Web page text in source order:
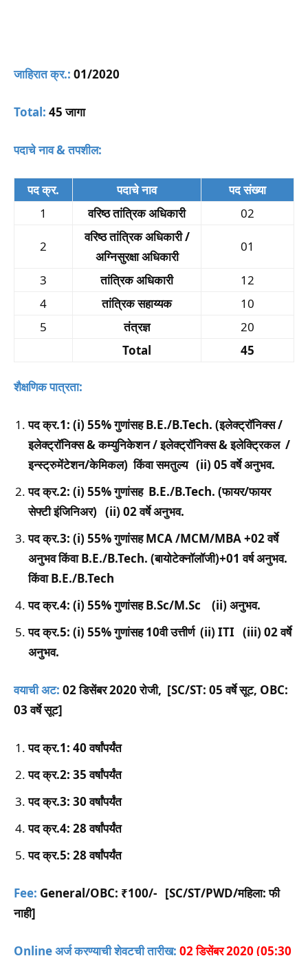
जाहिरात क्र.: 01/2020
Total: 45 जागा
पदाचे नाव & तपशील:
पद क्र. पदाचे नाव
पद संख्या
1
वरिष्ठ तांत्रिक अधिकारी 02
2
वरिष्ठ तांत्रिक अधिकारी /
अग्निसुरक्षा अधिकारी
01
3 तांत्रिक अधिकारी
12
4
तांत्रिक सहाय्यक
10
5
तंत्रज्ञ
20
Total
45
शैक्षणिक पात्रता:
पद क्र.1: (i) 55% गुणांसह B.E./B.Tech. (इलेक्ट्रॉनिक्स /
इलेक्ट्रॉनिक्स & कम्युनिकेशन / इलेक्ट्रॉनिक्स & इलेक्ट्रिकल /
इन्स्ट्रुमेंटेशन/केमिकल) किंवा समतुल्य (ii) 05 वर्षे अनुभव.
पद क्र.2: (i) 55% गुणांसह B.E./B.Tech. (फायर/फायर
सेफ्टी इंजिनिअर) (ii) 02 वर्षे अनुभव.
पद क्र.3: (i) 55% गुणांसह MCA /MCM/MBA +02 वर्षे
अनुभव किंवा B.E./B.Tech. (बायोटेक्नॉलॉजी)+01 वर्ष अनुभव.
किंवा B.E./B.Tech
पद क्र.4: (i) 55% गुणांसह B.Sc/M.Sc (ii) अनुभव.
पद क्र.5: (i) 55% गुणांसह 10वी उत्तीर्ण (ii) ITI (iii) 02 वर्षे
अनुभव.
वयाची अट: 02 डिसेंबर 2020 रोजी, [SC/ST: 05 वर्षे सूट, OBC:
03 वर्षे सूट]
पद क्र.1: 40 वर्षांपर्यंत
पद क्र.2: 35 वर्षांपर्यंत
पद क्र.3: 30 वर्षांपर्यंत
पद क्र.4: 28 वर्षांपर्यंत
पद क्र.5: 28 वर्षांपर्यंत
Fee: General/OBC: ₹100/- [SC/ST/PWD/महिला: फी
नाही]
Online अर्ज करण्याची शेवटची तारीख: 02 डिसेंबर 2020 (05:30